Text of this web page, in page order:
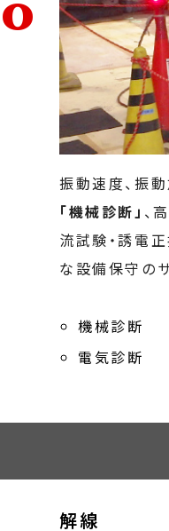
ついて
振動速度、振
「機械診断」 、
流試験・誘電
な設備保守の
機械診断
電気診断
解線